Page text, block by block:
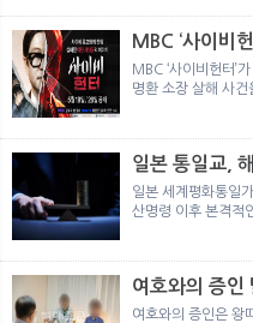
MBC ‘사이비
MBC ‘사이비헌터’
명환 소장 살해 사건
일본 통일교, 해산명령
돌입
일본 세계평화통일
산명령 이후 본격적
여호와의 증인
여호와의 증인은 왕